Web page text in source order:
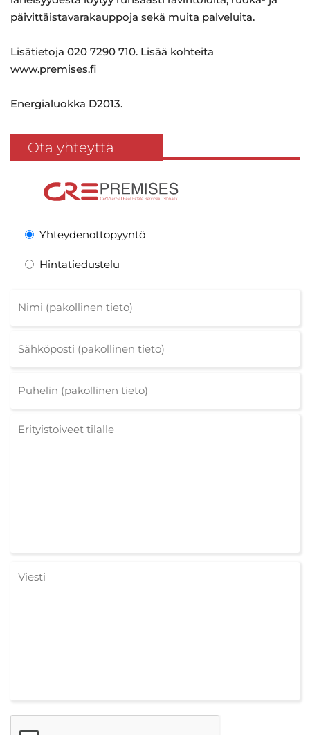
päivittäistavarakauppoja sekä muita palveluita.
Lisätietoja 020 7290 710. Lisää kohteita
www.premises.fi
Energialuokka D2013.
Ota yhteyttä
Yhteydenottopyyntö
Hintatiedustelu